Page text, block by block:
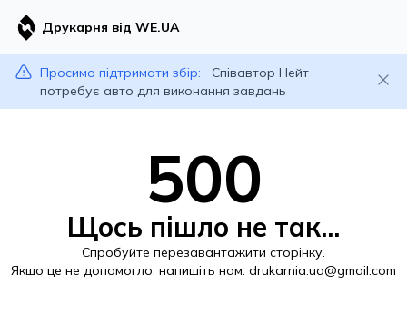
Друкарня від WE.UA
Просимо підтримати збір:
Співавтор Нейт
потребує авто для виконання завдань
500
Щось пішло не так...
Спробуйте перезавантажити сторінку.
Якщо це не допомогло, напишіть нам: drukarnia.ua@gmail.com